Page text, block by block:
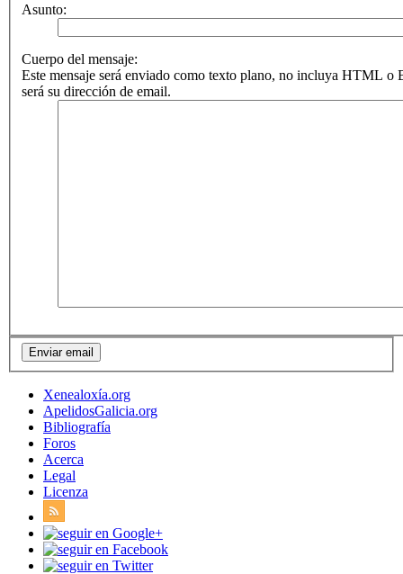
Asunto:
Cuerpo del mensaje:
Este mensaje será enviado como texto plano, no incluya HTML o
será su dirección de email.
Xenealoxía.org
ApelidosGalicia.org
Bibliografía
Foros
Acerca
Legal
Licenza